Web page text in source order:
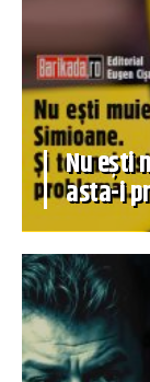
Nu ești
asta-i